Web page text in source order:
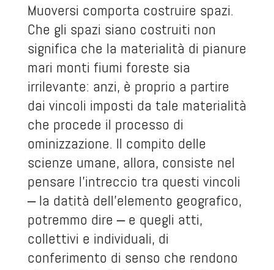
Muoversi comporta costruire spazi.
Che gli spazi siano costruiti non
significa che la materialità di pianure
mari monti fiumi foreste sia
irrilevante: anzi, è proprio a partire
dai vincoli imposti da tale materialità
che procede il processo di
ominizzazione. Il compito delle
scienze umane, allora, consiste nel
pensare l’intreccio tra questi vincoli
‒ la datità dell’elemento geografico,
potremmo dire ‒ e quegli atti,
collettivi e individuali, di
conferimento di senso che rendono